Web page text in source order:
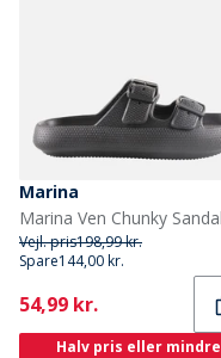
Marina
Vejl. pris198,99 kr.
Spare144,00 kr.
Current
54,99 kr.
Halv pris eller mindre